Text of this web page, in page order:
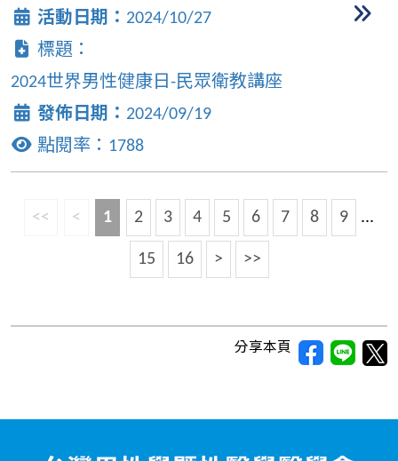
活動日期： 2024/10/27
標題：
2024世界男性健康日-民眾衛教講座
發佈日期： 2024/09/19
點閱率： 1788
<< < 1 2 3 4 5 6 7 8 9 ...
15 16 > >>
分享本頁